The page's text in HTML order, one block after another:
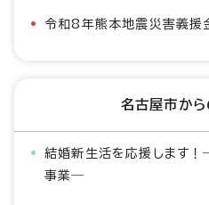
令和8年熊本地震災害義援
名古屋市か
結婚新生活を応援します
事業―